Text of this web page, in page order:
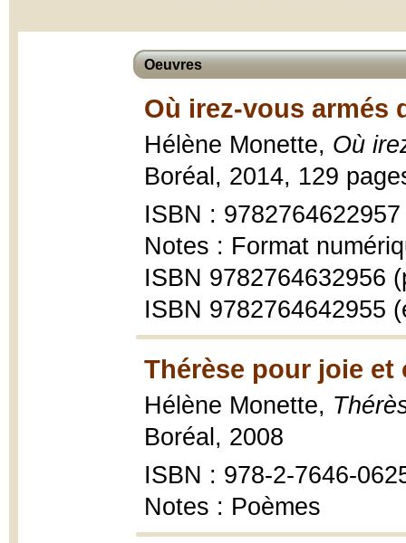
Oeuvres
Où irez-vous armés
Hélène Monette, Où
Boréal, 2014, 129
ISBN : 9782764622957
Notes : Format
ISBN 9782764632956
ISBN 9782764642955
Thérèse pour joie et
Hélène Monette,
Boréal, 2008
ISBN : 978-2-7646-
Notes : Poèmes